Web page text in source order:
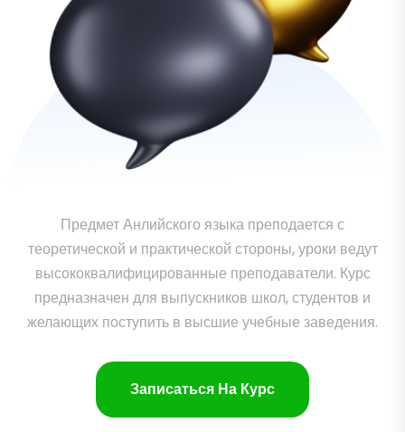
Предмет Анлийского языка преподается с
теоретической и практической стороны, уроки ведут
высококвалифицированные преподаватели. Курс
предназначен для выпускников школ, студентов и
желающих поступить в высшие учебные заведения.
Записаться На Курс